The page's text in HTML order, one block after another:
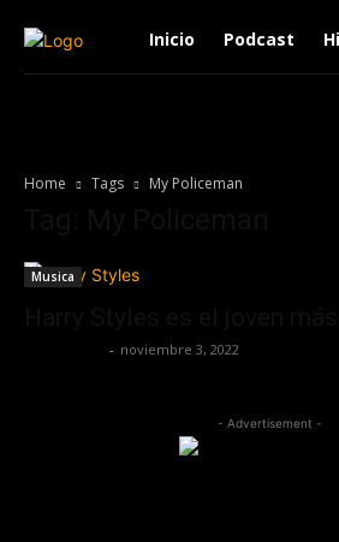
Inicio Podcast
Home Tags My Policeman
Musica
- noviembre 3, 2022
- Advertisement -